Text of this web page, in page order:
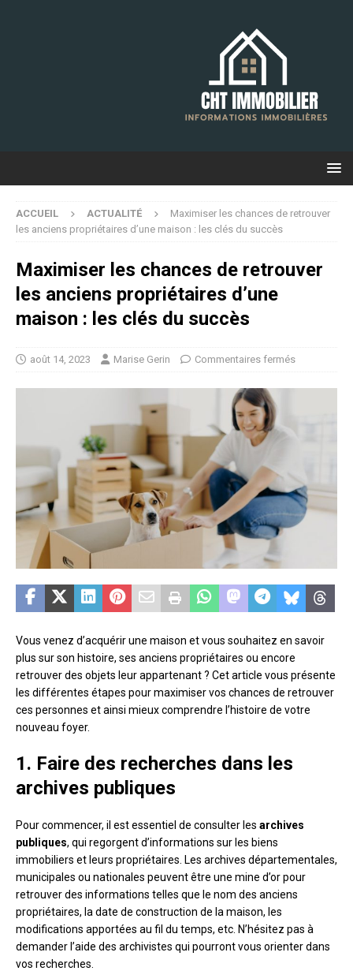
ACCUEIL ACTUALITÉ
Maximiser les chances de retrouver
les anciens propriétaires d’une maison : les clés du succès
Maximiser les chances de retrouver
les anciens propriétaires d’une
maison : les clés du succès
août 14, 2023 Marise Gerin Commentaires fermés
Vous venez d’acquérir une maison et vous souhaitez en savoir
plus sur son histoire, ses anciens propriétaires ou encore
retrouver des objets leur appartenant ? Cet article vous présente
les différentes étapes pour maximiser vos chances de retrouver
ces personnes et ainsi mieux comprendre l’histoire de votre
nouveau foyer.
1. Faire des recherches dans les
archives publiques
Pour commencer, il est essentiel de consulter les archives
publiques, qui regorgent d’informations sur les biens
immobiliers et leurs propriétaires. Les archives départementales,
municipales ou nationales peuvent être une mine d’or pour
retrouver des informations telles que le nom des anciens
propriétaires, la date de construction de la maison, les
modifications apportées au fil du temps, etc. N’hésitez pas à
demander l’aide des archivistes qui pourront vous orienter dans
vos recherches.